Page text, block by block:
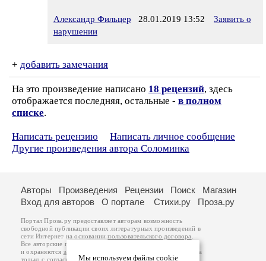
Александр Фильцер 28.01.2019 13:52
Заявить о
нарушении
+ добавить замечания
На это произведение написано 18 рецензий, здесь
отображается последняя, остальные - в полном
списке.
Написать рецензию
Написать личное сообщение
Другие произведения автора Соломинка
Мы используем файлы cookie
Авторы Произведения Рецензии Поиск
Магазин
Вход для авторов
О портале Стихи.ру Проза.ру
Портал Проза.ру предоставляет авторам возможность
свободной публикации своих литературных произведений в
сети Интернет на основаниипользовательского договора
Все авторские права на произведения принадлежат авторам
и охраняются законом
. Перепечатка произведений возможна
только с согласия его автора, к которому вы можете